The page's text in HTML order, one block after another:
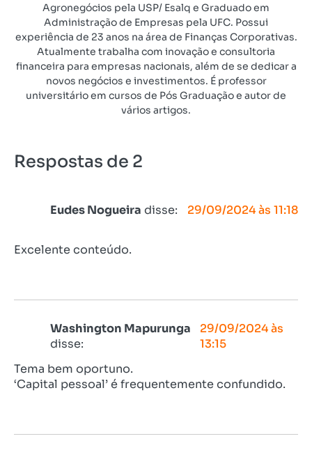
Agronegócios pela USP/ Esalq e Graduado em
Administração de Empresas pela UFC. Possui
experiência de 23 anos na área de Finanças Corporativas.
Atualmente trabalha com inovação e consultoria
financeira para empresas nacionais, além de se dedicar a
novos negócios e investimentos. É professor
universitário em cursos de Pós Graduação e autor de
vários artigos.
Respostas de 2
Eudes Nogueira disse: 29/09/2024 às 11:18
Excelente conteúdo.
Washington Mapurunga
disse:
29/09/2024 às
13:15
Tema bem oportuno.
‘Capital pessoal’ é frequentemente confundido.